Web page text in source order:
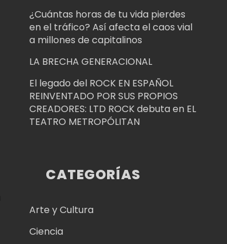
¿Cuántas horas de tu vida pierdes
en el tráfico? Así afecta el caos vial
a millones de capitalinos
LA BRECHA GENERACIONAL
El legado del ROCK EN ESPAÑOL
REINVENTADO POR SUS PROPIOS
CREADORES: LTD ROCK debuta en EL
TEATRO METROPÓLITAN
CATEGORÍAS
Arte y Cultura
Ciencia